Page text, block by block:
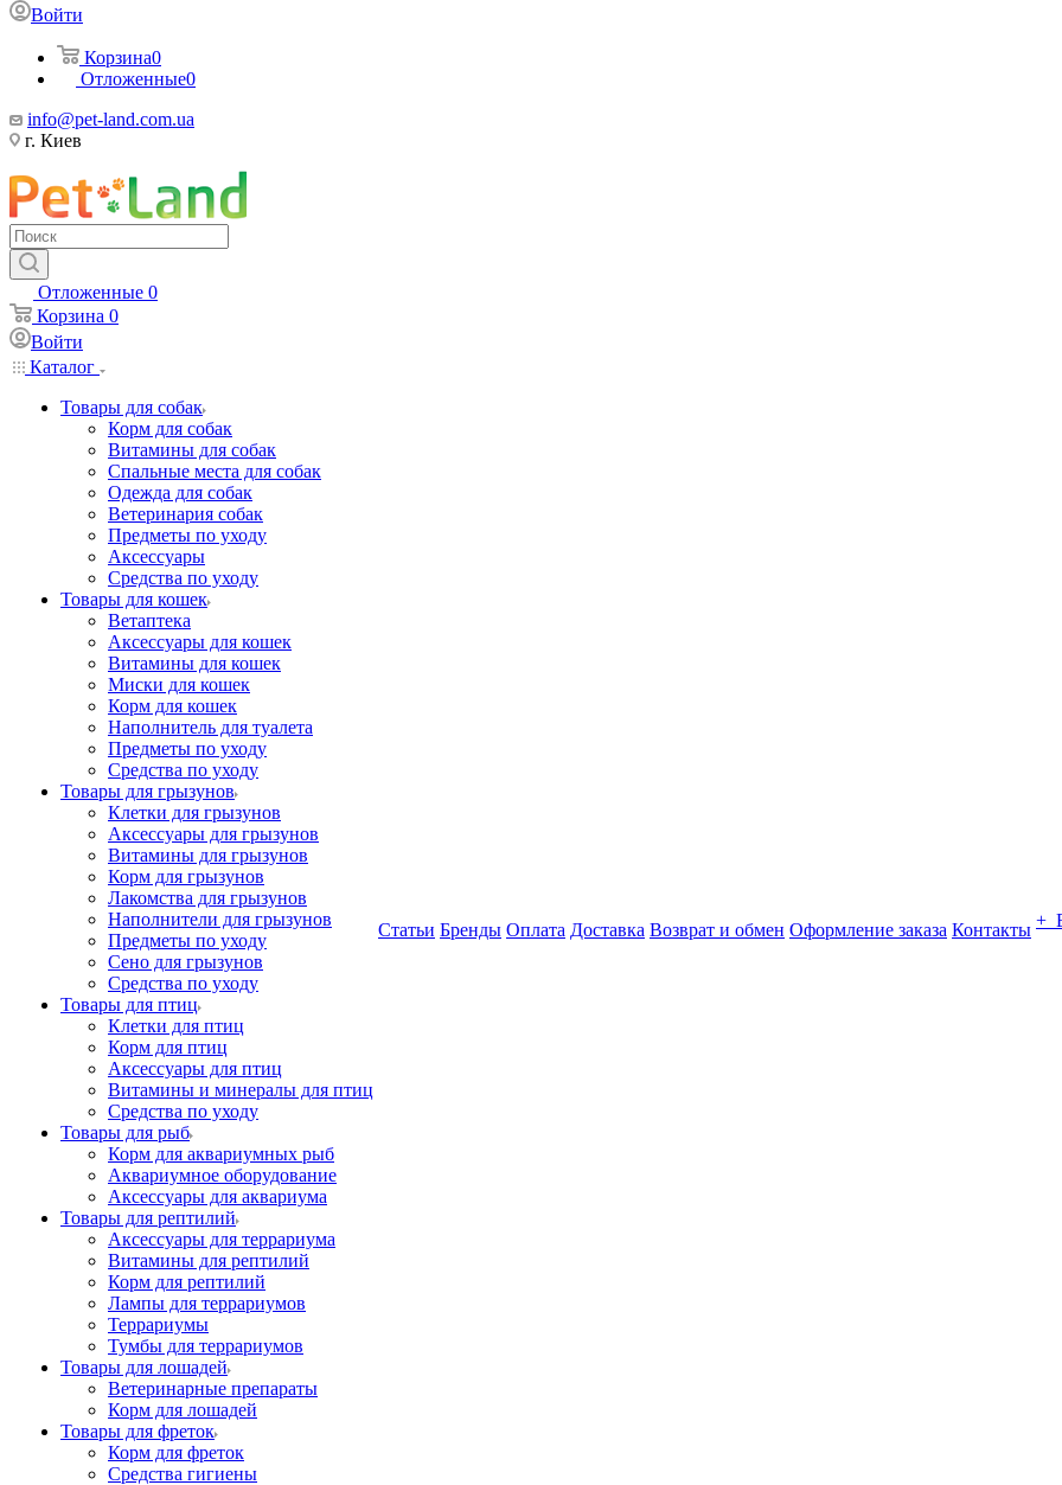
Войти
Корзина0
Отложенные0
info@pet-land.com.ua
г. Киев
Отложенные 0
Корзина 0
Войти
Каталог
Товары для собак
Корм для собак
Витамины для собак
Спальные места для собак
Одежда для собак
Ветеринария собак
Предметы по уходу
Аксессуары
Средства по уходу
Товары для кошек
Ветаптека
Аксессуары для кошек
Витамины для кошек
Миски для кошек
Корм для кошек
Наполнитель для туалета
Предметы по уходу
Средства по уходу
Товары для грызунов
Клетки для грызунов
Аксессуары для грызунов
Витамины для грызунов
Корм для грызунов
Лакомства для грызунов
Наполнители для грызунов
Предметы по уходу
Сено для грызунов
Средства по уходу
Товары для птиц
Клетки для птиц
Корм для птиц
Аксессуары для птиц
Витамины и минералы для птиц
Средства по уходу
Товары для рыб
Корм для аквариумных рыб
Аквариумное оборудование
Аксессуары для аквариума
Товары для рептилий
Аксессуары для террариума
Витамины для рептилий
Корм для рептилий
Лампы для террариумов
Террариумы
Тумбы для террариумов
Товары для лошадей
Ветеринарные препараты
Корм для лошадей
Товары для фреток
Корм для фреток
Средства гигиены
Статьи Бренды Оплата Доставка Возврат и обмен Оформление заказа Контакты +